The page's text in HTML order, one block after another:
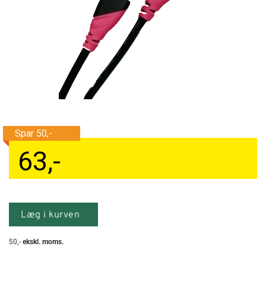
Log ind
63,-
Læg i kurven
50,- ekskl. moms.